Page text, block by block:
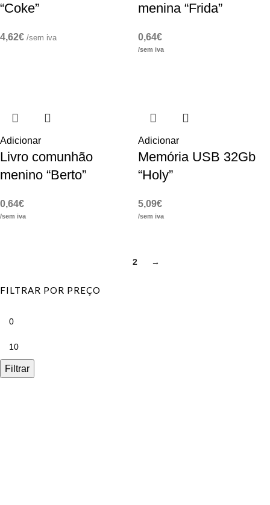
FILTRAR POR PREÇO
Filtrar
“Coke”
4,62€ /sem iva
menina “Frida”
0,64€
/sem iva
Adicionar
Livro comunhão
menino “Berto”
0,64€
/sem iva
Adicionar
Memória USB 32Gb
“Holy”
5,09€
/sem iva
2 →